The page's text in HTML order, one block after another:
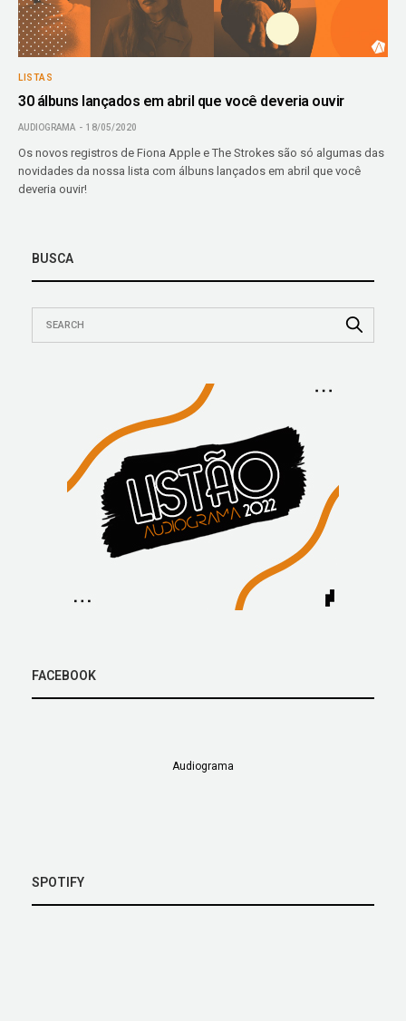
LISTAS
30 álbuns lançados em abril que você deveria ouvir
AUDIOGRAMA 18/05/2020
Os novos registros de Fiona Apple e The Strokes são só algumas das
novidades da nossa lista com álbuns lançados em abril que você
deveria ouvir!
BUSCA
FACEBOOK
Audiograma
SPOTIFY